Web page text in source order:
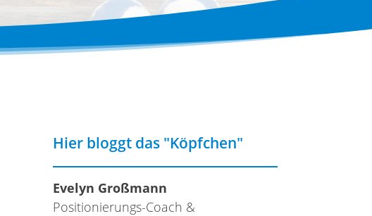
Hier bloggt das "Köpfchen"
Evelyn Großmann
Positionierungs-Coach &